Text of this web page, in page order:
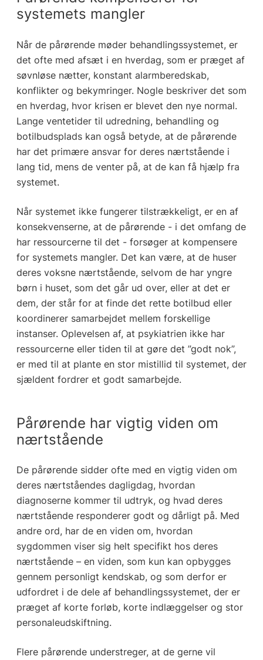
systemets mangler
Når de pårørende møder behandlingssystemet, er
det ofte med afsæt i en hverdag, som er præget af
søvnløse nætter, konstant alarmberedskab,
konflikter og bekymringer. Nogle beskriver det som
en hverdag, hvor krisen er blevet den nye normal.
Lange ventetider til udredning, behandling og
botilbudsplads kan også betyde, at de pårørende
har det primære ansvar for deres nærtstående i
lang tid, mens de venter på, at de kan få hjælp fra
systemet.
Når systemet ikke fungerer tilstrækkeligt, er en af
konsekvenserne, at de pårørende - i det omfang de
har ressourcerne til det - forsøger at kompensere
for systemets mangler. Det kan være, at de huser
deres voksne nærtstående, selvom de har yngre
børn i huset, som det går ud over, eller at det er
dem, der står for at finde det rette botilbud eller
koordinerer samarbejdet mellem forskellige
instanser. Oplevelsen af, at psykiatrien ikke har
ressourcerne eller tiden til at gøre det ”godt nok”,
er med til at plante en stor mistillid til systemet, der
sjældent fordrer et godt samarbejde.
Pårørende har vigtig viden om
nærtstående
De pårørende sidder ofte med en vigtig viden om
deres nærtståendes dagligdag, hvordan
diagnoserne kommer til udtryk, og hvad deres
nærtstående responderer godt og dårligt på. Med
andre ord, har de en viden om, hvordan
sygdommen viser sig helt specifikt hos deres
nærtstående – en viden, som kun kan opbygges
gennem personligt kendskab, og som derfor er
udfordret i de dele af behandlingssystemet, der er
præget af korte forløb, korte indlæggelser og stor
personaleudskiftning.
Flere pårørende understreger, at de gerne vil